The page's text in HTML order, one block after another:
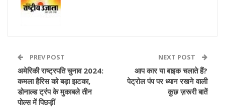
PREV POST
अमेरिकी राष्ट्रपति चुनाव 2024:
कमला हैरिस को बड़ा झटका,
डोनाल्ड ट्रंप के मुकाबले तीन
पोल्स में पिछड़ीं
NEXT POST
आप कार या बाइक चलाते हैं?
पेट्रोल पंप पर ध्यान रखने वाली
कुछ ज़रूरी बातें